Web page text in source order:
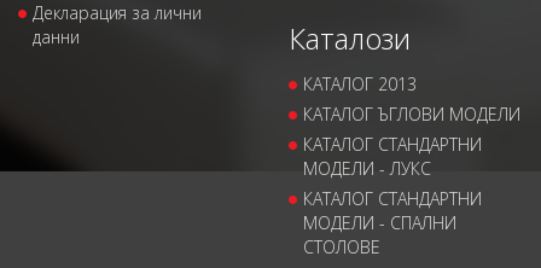
Декларация за лични
данни
Каталози
КАТАЛОГ 2013
КАТАЛОГ ЪГЛОВИ МОДЕЛИ
КАТАЛОГ СТАНДАРТНИ
МОДЕЛИ - ЛУКС
КАТАЛОГ СТАНДАРТНИ
МОДЕЛИ - СПАЛНИ
СТОЛОВЕ